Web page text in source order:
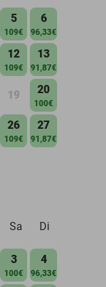
5
109€
6
96,33€
12
109€
13
91,87€
19 20
100€
26
109€
27
91,87€
Sa Di
3
100€
4
96,33€